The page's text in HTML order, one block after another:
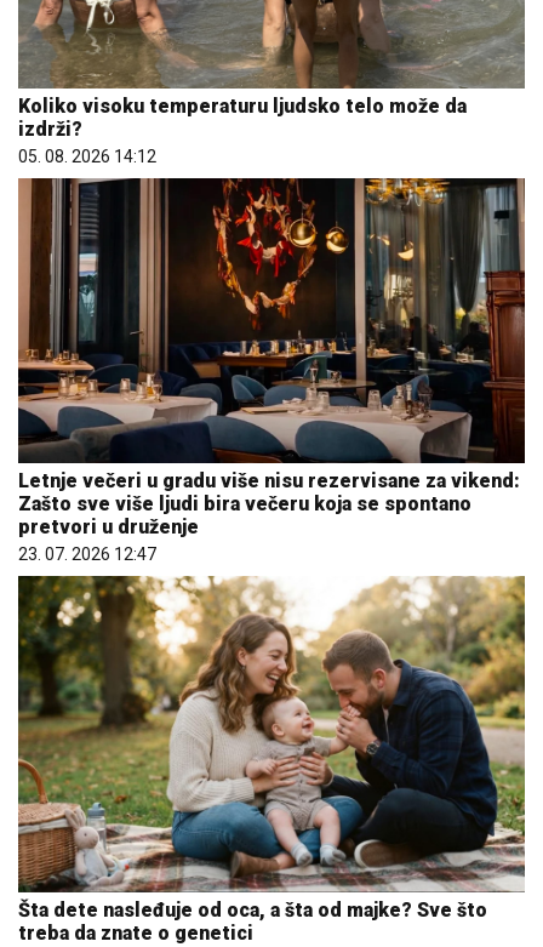
Koliko visoku temperaturu ljudsko telo može da
izdrži?
05. 08. 2026 14:12
Letnje večeri u gradu više nisu rezervisane za vikend:
Zašto sve više ljudi bira večeru koja se spontano
pretvori u druženje
23. 07. 2026 12:47
Šta dete nasleđuje od oca, a šta od majke? Sve što
treba da znate o genetici